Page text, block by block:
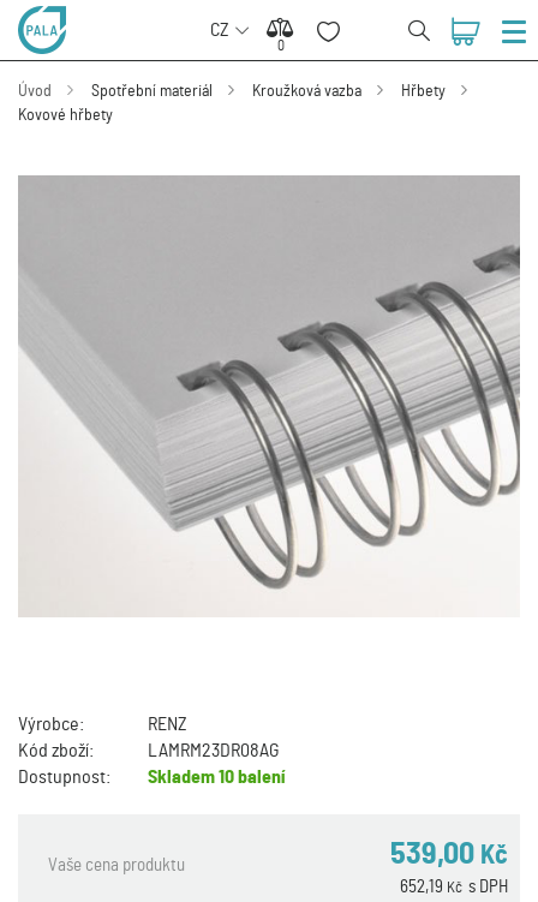
CZ
0
0
Úvod Spotřební materiál Kroužková vazba
Hřbety
Kovové hřbety
Výrobce:
RENZ
Kód zboží:
LAMRM23DR08AG
Dostupnost:
Skladem10 balení
Vaše cena produktu 539,00 Kč
s DPH
652,19 Kč